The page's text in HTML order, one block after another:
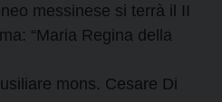
messinese si terrà il II
“Maria Regina della
mons. Cesare Di